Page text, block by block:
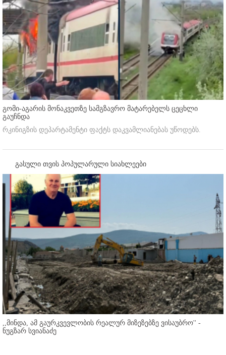
გომი-აგარის მონაკვეთზე სამგზავრო მატარებელს ცეცხლი
გაუჩნდა
რკინიგზის დეპარტამენტი ფაქტს დაკვამლიანებას უწოდებს.
გასული თვის პოპულარული სიახლეები
,,მინდა, ამ გაურკვევლობის რეალურ მიზეზებზე ვისაუბრო'' -
ნუგზარ სვიანაძე